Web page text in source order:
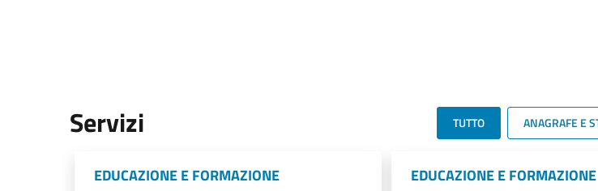
Servizi TUTTO ANAGRAFE E
EDUCAZIONE E FORMAZIONE EDUCAZIONE E FORMAZIONE